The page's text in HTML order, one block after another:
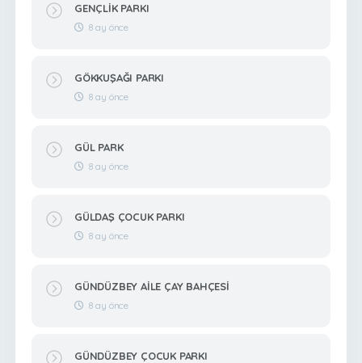
GENÇLİK PARKI
8 ay önce
GÖKKUŞAĞI PARKI
8 ay önce
GÜL PARK
8 ay önce
GÜLDAŞ ÇOCUK PARKI
8 ay önce
GÜNDÜZBEY AİLE ÇAY BAHÇESİ
8 ay önce
GÜNDÜZBEY ÇOCUK PARKI